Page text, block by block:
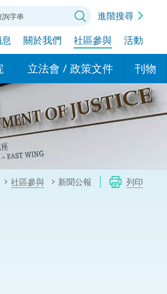
)
進階搜尋
關於我們 社區參與 活動
項
立法會 / 政策文件
現行政策措施
政策文件
特別財務委員會
刊物
基本
民事
社區參與 新聞公報 列印